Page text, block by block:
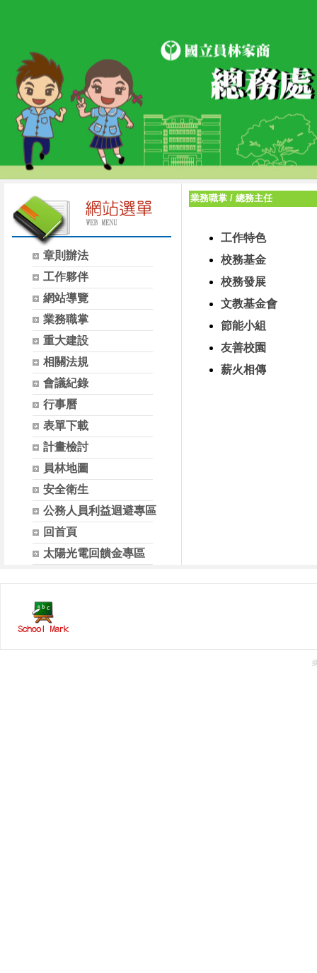
章則辦法
工作夥伴
網站導覽
業務職掌
重大建設
相關法規
會議紀錄
行事曆
表單下載
計畫檢討
員林地圖
安全衛生
公務人員利益迴避專區
回首頁
太陽光電回饋金專區
業務職掌 / 總務主任
工作特色
校務基金
校務發展
文教基金會
節能小組
友善校園
薪火相傳